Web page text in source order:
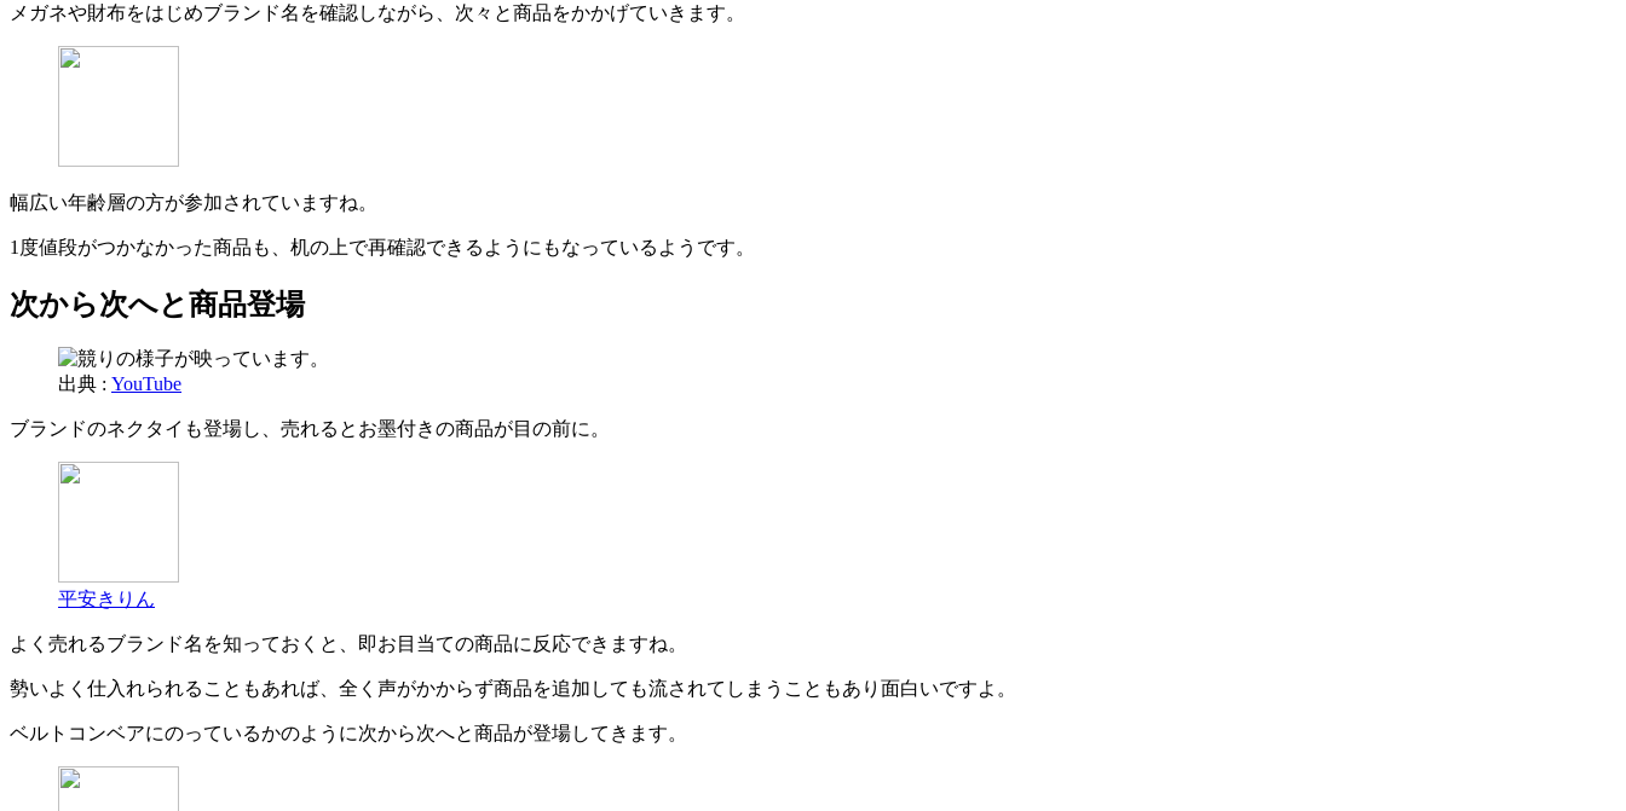
メガネや財布をはじめブランド名を確認しながら、次々と商品をかかげていきます。
幅広い年齢層の方が参加されていますね。
1度値段がつかなかった商品も、机の上で再確認できるようにもなっているようです。
次から次へと商品登場
出典 : YouTube
ブランドのネクタイも登場し、売れるとお墨付きの商品が目の前に。
平安きりん
よく売れるブランド名を知っておくと、即お目当ての商品に反応できますね。
勢いよく仕入れられることもあれば、全く声がかからず商品を追加しても流されてしまうこともあり面白いですよ。
ベルトコンベアにのっているかのように次から次へと商品が登場してきます。